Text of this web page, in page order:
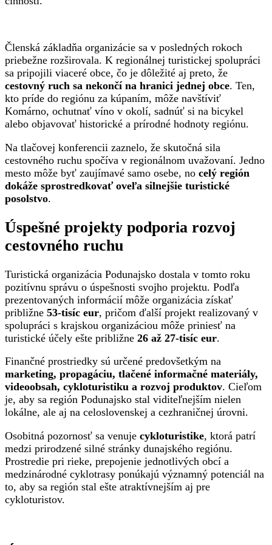
Členská základňa organizácie sa v posledných rokoch
priebežne rozširovala. K regionálnej turistickej spolupráci
sa pripojili viaceré obce, čo je dôležité aj preto, že
cestovný ruch sa nekončí na hranici jednej obce. Ten,
kto príde do regiónu za kúpaním, môže navštíviť
Komárno, ochutnať víno v okolí, sadnúť si na bicykel
alebo objavovať historické a prírodné hodnoty regiónu.
Na tlačovej konferencii zaznelo, že skutočná sila
cestovného ruchu spočíva v regionálnom uvažovaní. Jedno
mesto môže byť zaujímavé samo osebe, no celý región
dokáže sprostredkovať oveľa silnejšie turistické
posolstvo.
Úspešné projekty podporia rozvoj
cestovného ruchu
Turistická organizácia Podunajsko dostala v tomto roku
pozitívnu správu o úspešnosti svojho projektu. Podľa
prezentovaných informácií môže organizácia získať
približne 53-tisíc eur, pričom ďalší projekt realizovaný v
spolupráci s krajskou organizáciou môže priniesť na
turistické účely ešte približne 26 až 27-tisíc eur.
Finančné prostriedky sú určené predovšetkým na
marketing, propagáciu, tlačené informačné materiály,
videoobsah, cykloturistiku a rozvoj produktov. Cieľom
je, aby sa región Podunajsko stal viditeľnejším nielen
lokálne, ale aj na celoslovenskej a cezhraničnej úrovni.
Osobitná pozornosť sa venuje cykloturistike, ktorá patrí
medzi prirodzené silné stránky dunajského regiónu.
Prostredie pri rieke, prepojenie jednotlivých obcí a
medzinárodné cyklotrasy ponúkajú významný potenciál na
to, aby sa región stal ešte atraktívnejším aj pre
cykloturistov.